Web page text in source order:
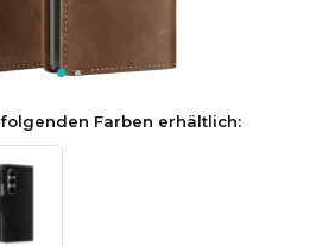
Farben erhältlich: